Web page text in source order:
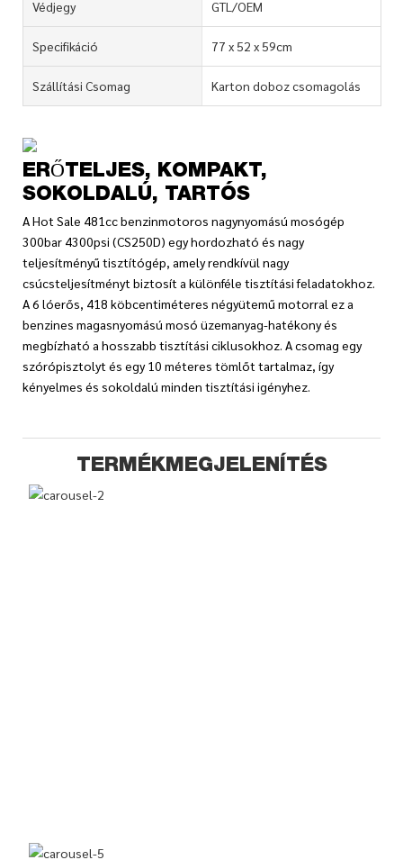
Védjegy GTL/OEM
Specifikáció 77 x 52 x 59cm
Szállítási Csomag Karton doboz csomagolás
ERŐTELJES, KOMPAKT,
SOKOLDALÚ, TARTÓS
A Hot Sale 481cc benzinmotoros nagynyomású mosógép
300bar 4300psi (CS250D) egy hordozható és nagy
teljesítményű tisztítógép, amely rendkívül nagy
csúcsteljesítményt biztosít a különféle tisztítási feladatokhoz.
A 6 lóerős, 418 köbcentiméteres négyütemű motorral ez a
benzines magasnyomású mosó üzemanyag-hatékony és
megbízható a hosszabb tisztítási ciklusokhoz. A csomag egy
szórópisztolyt és egy 10 méteres tömlőt tartalmaz, így
kényelmes és sokoldalú minden tisztítási igényhez.
TERMÉKMEGJELENÍTÉS